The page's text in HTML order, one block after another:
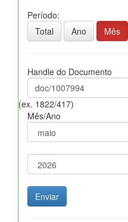
Período:
Total
Ano Mês
Handle do Documento
(ex. 1822/417)
Mês/Ano